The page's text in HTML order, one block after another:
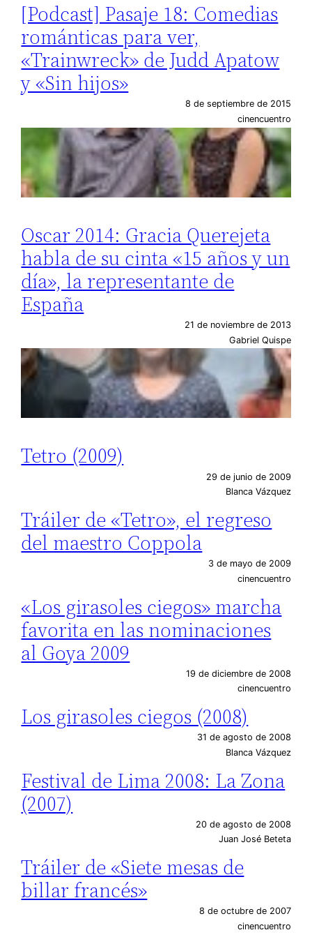
[Podcast] Pasaje 18: Comedias
románticas para ver,
«Trainwreck» de Judd Apatow
y «Sin hijos»
8 de septiembre de 2015
cinencuentro
Oscar 2014: Gracia Querejeta
habla de su cinta «15 años y un
día», la representante de
España
21 de noviembre de 2013
Gabriel Quispe
Tetro (2009)
29 de junio de 2009
Blanca Vázquez
Tráiler de «Tetro», el regreso
del maestro Coppola
3 de mayo de 2009
cinencuentro
«Los girasoles ciegos» marcha
favorita en las nominaciones
al Goya 2009
19 de diciembre de 2008
cinencuentro
Los girasoles ciegos (2008)
31 de agosto de 2008
Blanca Vázquez
Festival de Lima 2008: La Zona
(2007)
20 de agosto de 2008
Juan José Beteta
Tráiler de «Siete mesas de
billar francés»
8 de octubre de 2007
cinencuentro